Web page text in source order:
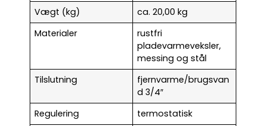
Vægt (kg)
ca. 20,00 kg
Materialer
rustfri
pladevarmeveksler,
messing og stål
Tilslutning
fjernvarme/brugsvan
d 3/4″
Regulering
termostatisk